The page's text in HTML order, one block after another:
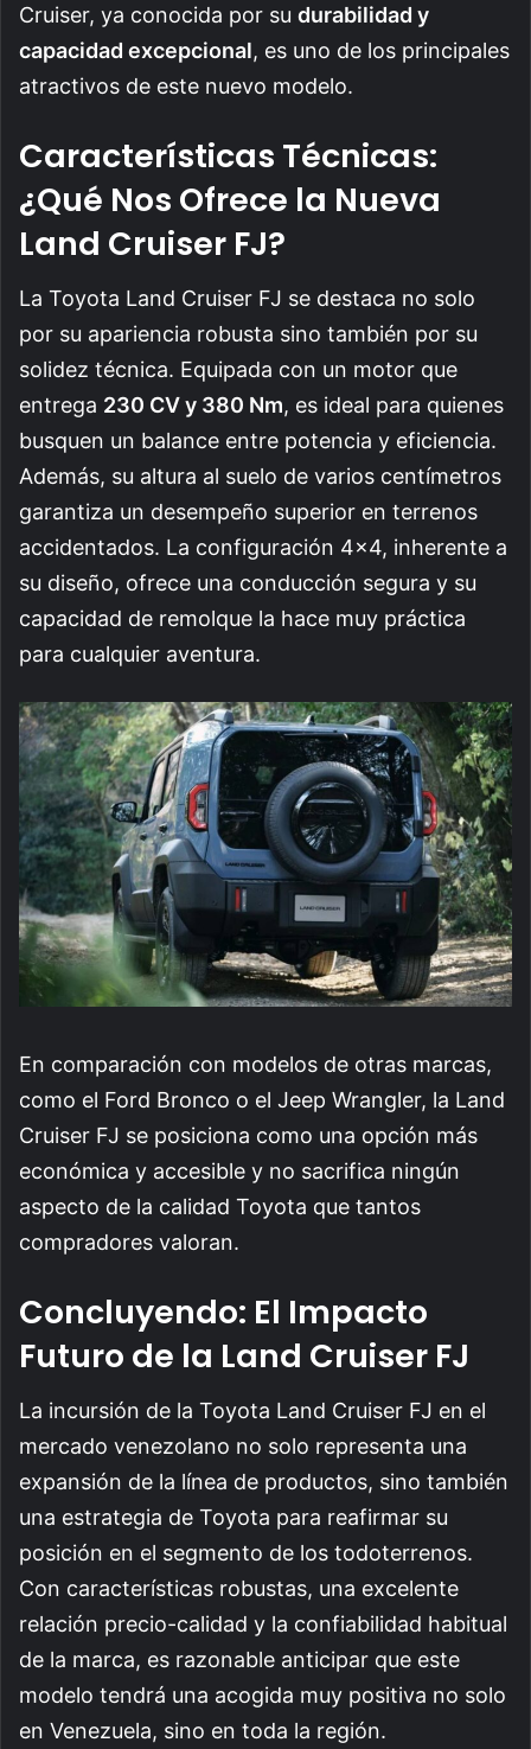
Cruiser, ya conocida por su durabilidad y
capacidad excepcional, es uno de los principales
atractivos de este nuevo modelo.
Características Técnicas:
¿Qué Nos Ofrece la Nueva
Land Cruiser FJ?
La Toyota Land Cruiser FJ se destaca no solo
por su apariencia robusta sino también por su
solidez técnica. Equipada con un motor que
entrega 230 CV y 380 Nm, es ideal para quienes
busquen un balance entre potencia y eficiencia.
Además, su altura al suelo de varios centímetros
garantiza un desempeño superior en terrenos
accidentados. La configuración 4×4, inherente a
su diseño, ofrece una conducción segura y su
capacidad de remolque la hace muy práctica
para cualquier aventura.
En comparación con modelos de otras marcas,
como el Ford Bronco o el Jeep Wrangler, la Land
Cruiser FJ se posiciona como una opción más
económica y accesible y no sacrifica ningún
aspecto de la calidad Toyota que tantos
compradores valoran.
Concluyendo: El Impacto
Futuro de la Land Cruiser FJ
La incursión de la Toyota Land Cruiser FJ en el
mercado venezolano no solo representa una
expansión de la línea de productos, sino también
una estrategia de Toyota para reafirmar su
posición en el segmento de los todoterrenos.
Con características robustas, una excelente
relación precio-calidad y la confiabilidad habitual
de la marca, es razonable anticipar que este
modelo tendrá una acogida muy positiva no solo
en Venezuela, sino en toda la región.